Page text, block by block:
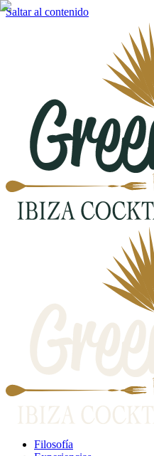
Saltar al contenido
Filosofía